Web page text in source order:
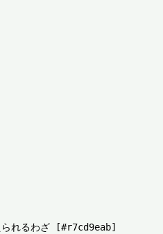
られるわざ [#r7cd9eab]